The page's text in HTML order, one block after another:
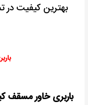
بهترین کیفیت در
باربری خاور مسقف